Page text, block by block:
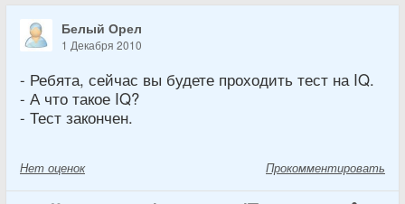
Белый Орел
1 Декабря 2010
- Ребята, сейчас вы будете проходить тест на IQ.
- А что такое IQ?
- Тест закончен.
Нет оценок Прокомментировать